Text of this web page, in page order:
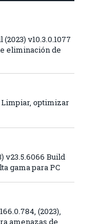
v10.3.0.1077
eliminación de
Limpiar, optimizar
v23.5.6066 Build
gama para PC
(2023),